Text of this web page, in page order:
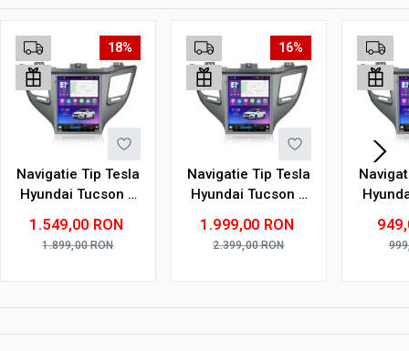
18%
Navigatie Tip Tesla
Hyundai Tucson 3
INCH 4 GB RAM +
64 GB ROM QLED 8
1.549,00 RON
1.899,00RON
16%
Navigatie Tip Tesla
Hyundai Tucson 3
INCH 6 GB RAM +
128 GB ROM QLED
1.999,00 RON
2.399,00RON
INCH
32 GB